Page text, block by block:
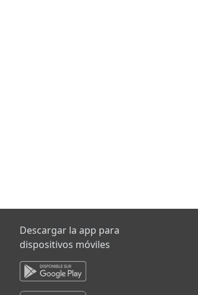
Descargar la app para
dispositivos móviles